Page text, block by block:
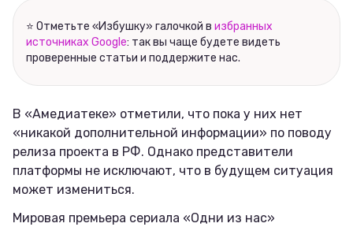
Соцсети
⭐ Отметьте «Избушку» галочкой в избранных
источниках Google: так вы чаще будете видеть
проверенные статьи и поддержите нас.
В «Амедиатеке» отметили, что пока у них нет
«никакой дополнительной информации» по поводу
релиза проекта в РФ. Однако представители
платформы не исключают, что в будущем ситуация
может измениться.
Мировая премьера сериала «Одни из нас»